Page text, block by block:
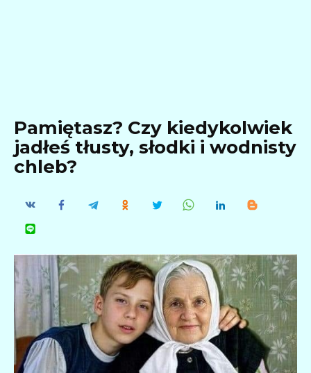
Pamiętasz? Czy kiedykolwiek
jadłeś tłusty, słodki i wodnisty
chleb?